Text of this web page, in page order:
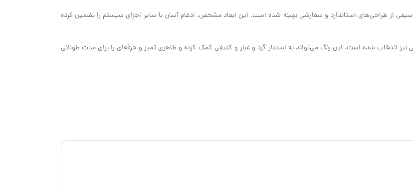
از طراحی‌های استاندارد و سفارشی بهینه شده است. این ابعاد مشخص، ادغام آسان با سایر اجزای سیستم را تضمین کرده
نیز انتخاب شده است. این رنگ می‌تواند به استتار گرد و غبار و کثیفی کمک کرده و ظاهری تمیز و حرفه‌ای را برای مدت طولانی